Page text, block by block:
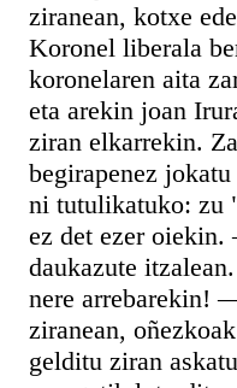
ziranean, kotxe
Koronel liberala
koronelaren aita
eta arekin joan
ziran elkarrekin.
begirapenez
ni tutulikatuko: zu
ez det ezer
daukazute
nere arrebarekin!
ziranean,
gelditu ziran